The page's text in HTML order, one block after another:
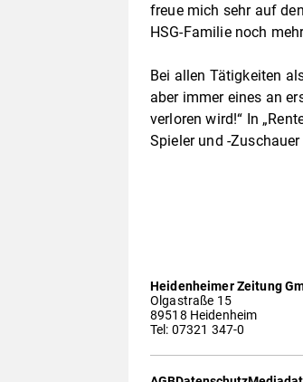
freue mich sehr auf
HSG-Familie noch
Bei allen Tätigkeiten
aber immer eines an
verloren wird!“ In
Spieler und -
Heidenheimer Zeitung
Olgastraße 15
89518 Heidenheim
Tel: 07321 347-0